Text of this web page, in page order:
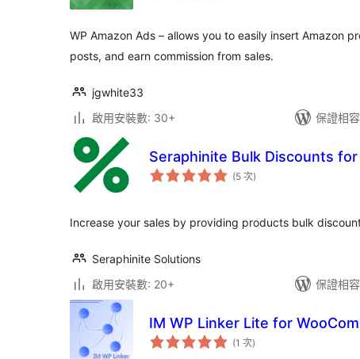
WP Amazon Ads – allows you to easily insert Amazon
posts, and earn commission from sales.
jgwhite33
啟用安裝數: 30+
保證相
Seraphinite Bulk Discounts
(5 次評
分)
Increase your sales by providing products bulk
Seraphinite Solutions
啟用安裝數: 20+
保證相
IM WP Linker Lite for
(1 次評
分)